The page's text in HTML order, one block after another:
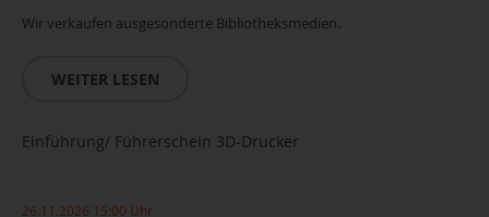
Wir verkaufen ausgesonderte Bibliotheksmedien.
WEITER LESEN
Einführung/ Führerschein 3D-Drucker
26.11.2026 15:00 Uhr